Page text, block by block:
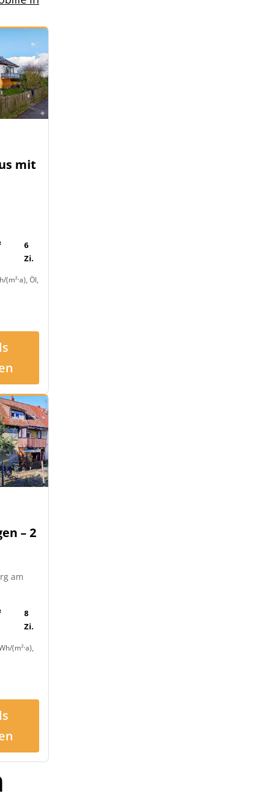
mit
6
Zi.
(m²·a), Öl,
– 2
am
8
Zi.
(m²·a),